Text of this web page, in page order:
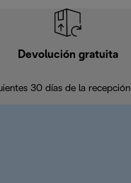
Devolución gratuita
30 días de la